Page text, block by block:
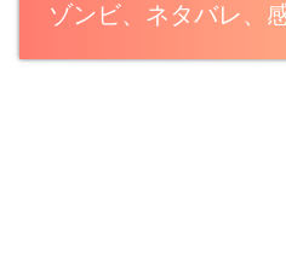
ゾンビ、ネタバレ、